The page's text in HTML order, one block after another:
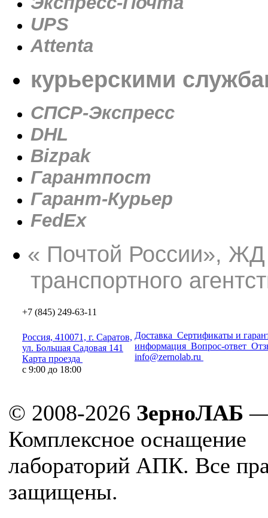
UPS
Attenta
курьерскими
СПСР-Экспресс
DHL
Bizpak
Гарантпост
Гарант-Курьер
FedEx
« Почтой России», ЖД
транспортного
+7 (845) 249-63-11
Россия, 410071, г. Саратов,
ул. Большая Садовая 141
Карта проезда
с 9:00 до 18:00
Доставка Сертификаты и
информация Вопрос-ответ
info@zernolab.ru
© 2008-2026 ЗерноЛАБ
Комплексное оснащение
лабораторий АПК. Все
защищены.